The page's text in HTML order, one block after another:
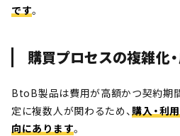
です。
購買プロセスの複雑化
BtoB製品は費用が高額かつ契約期
定に複数人が関わるため、購入・利
向にあります。